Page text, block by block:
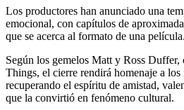
Los productores han anunciado una
emocional, con capítulos de
que se acerca al formato de una película.
Según los gemelos Matt y Ross Duffer,
Things, el cierre rendirá homenaje a los
recuperando el espíritu de amistad,
que la convirtió en fenómeno cultural.